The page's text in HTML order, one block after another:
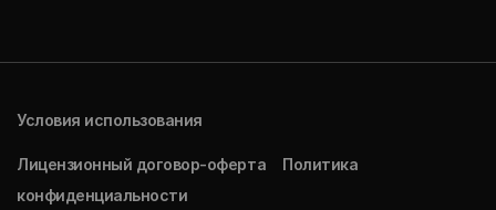
Условия использования
Лицензионный договор-оферта
Политика
конфиденциальности